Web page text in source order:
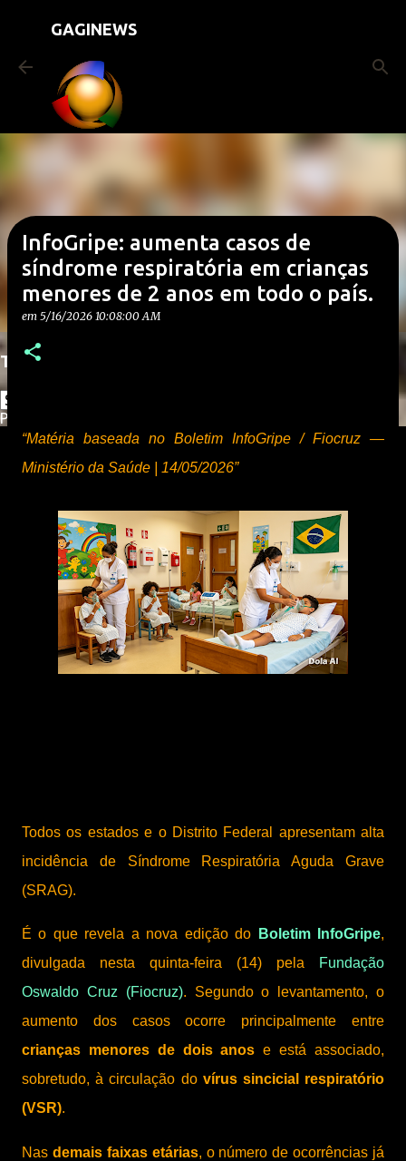
Pular para o conteúdo principal
GAGINEWS
Translate
Powered by
InfoGripe: aumenta casos de
síndrome respiratória em crianças
menores de 2 anos em todo o país.
em 5/16/2026 10:08:00 AM
“Matéria baseada no Boletim InfoGripe / Fiocruz —
Ministério da Saúde | 14/05/2026”
Todos os estados e o Distrito Federal apresentam alta
incidência de Síndrome Respiratória Aguda Grave
(SRAG).
É o que revela a nova edição do Boletim InfoGripe,
divulgada nesta quinta-feira (14) pela
Fundação
Oswaldo Cruz (Fiocruz). Segundo o levantamento, o
aumento dos casos ocorre principalmente entre
crianças menores de dois anos e está associado,
sobretudo, à circulação do vírus sincicial respiratório
(VSR).
Nas demais faixas etárias, o número de ocorrências já